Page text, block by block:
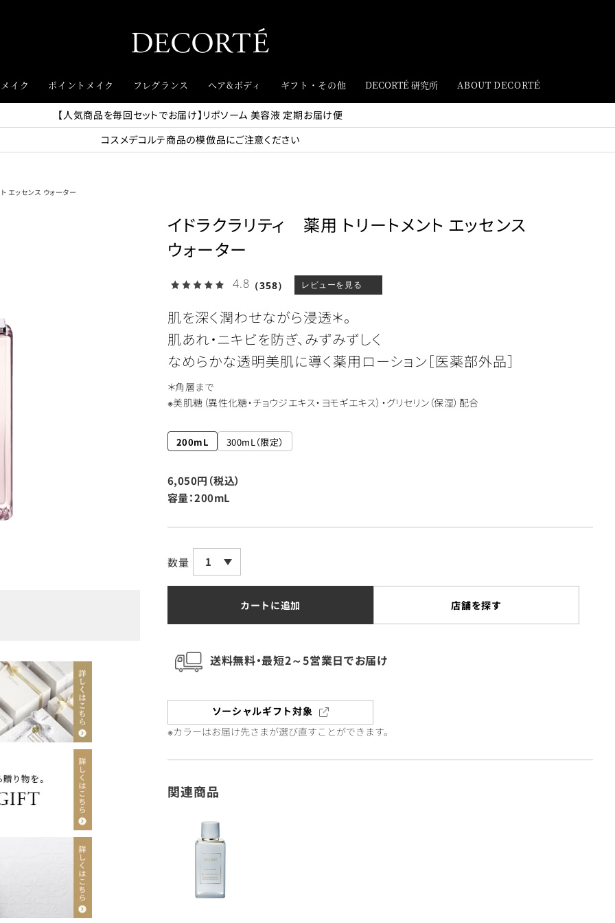
イク ポイントメイク フレグランス ヘア&ボディ ギフト・その他 DECORTÉ 研究所 ABOUT DECORTÉ
【人気商品を毎回セットでお届け】リポソーム 美容液 定期お届け便
コスメデコルテ商品の模倣品にご注意ください
エッセンス ウォーター
イドラクラリティ 薬用 トリートメント エッセンス
ウォーター
4.8 （358） レビューを見る
肌を深く潤わせながら浸透＊。
肌あれ・ニキビを防ぎ、みずみずしく
なめらかな透明美肌に導く薬用ローション［医薬部外品］
＊角層まで
※美肌糖（異性化糖・チョウジエキス・ヨモギエキス）・グリセリン（保湿）配合
200mL 300mL（限定）
6,050円（税込）
容量：200mL
数量 1
カートに追加 店舗を探す
送料無料・最短2～5営業日でお届け
ソーシャルギフト対象
※カラーはお届け先さまが選び直すことができます。
関連商品